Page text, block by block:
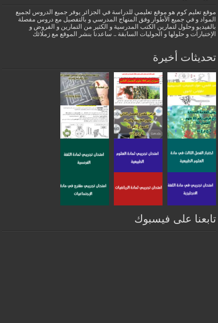
موقع تعليم كوم هو موقع تعليمي للدراسة في الجزائر يوفر جميع الدروس لجميع
المواد و في جميع الأطوار وفق المنهاج المدرسي و بالتفصيل مع دروس مفصلة
بالفيديو وحلول لتمارين الكتب المدرسية و الكثير من التمارين و الفروض و
الإختبارات و حلولها و الحوليات السابقة .. ساعدنا بنشر الموقع مع زملائك
تحديثات أخيرة
تابعنا على فيسبوك